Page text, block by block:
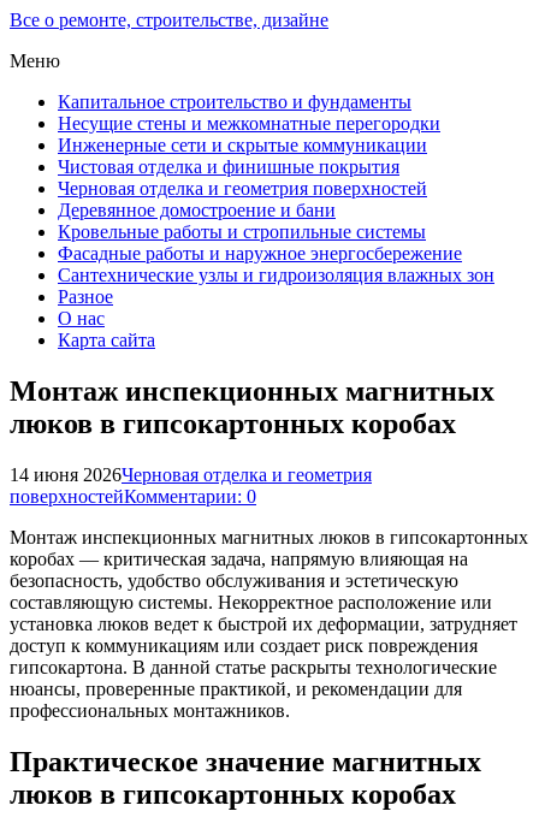
Все о ремонте, строительстве, дизайне
Меню
Капитальное строительство и фундаменты
Несущие стены и межкомнатные перегородки
Инженерные сети и скрытые коммуникации
Чистовая отделка и финишные покрытия
Черновая отделка и геометрия поверхностей
Деревянное домостроение и бани
Кровельные работы и стропильные системы
Фасадные работы и наружное энергосбережение
Сантехнические узлы и гидроизоляция влажных зон
Разное
О нас
Карта сайта
Монтаж инспекционных магнитных
люков в гипсокартонных коробах
14 июня 2026Черновая отделка и геометрия
поверхностейКомментарии: 0
Монтаж инспекционных магнитных люков в гипсокартонных
коробах — критическая задача, напрямую влияющая на
безопасность, удобство обслуживания и эстетическую
составляющую системы. Некорректное расположение или
установка люков ведет к быстрой их деформации, затрудняет
доступ к коммуникациям или создает риск повреждения
гипсокартона. В данной статье раскрыты технологические
нюансы, проверенные практикой, и рекомендации для
профессиональных монтажников.
Практическое значение магнитных
люков в гипсокартонных коробах